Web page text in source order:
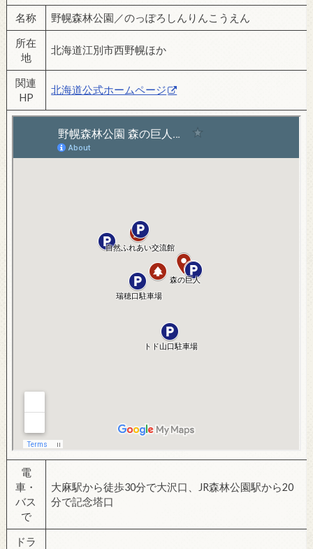
名称 野幌森林公園／のっぽろしんりんこうえん
所在
地
北海道江別市西野幌ほか
関連
HP
北海道公式ホームページ
電
車・
バス
で
大麻駅から徒歩30分で大沢口、JR森林公園駅から20
分で記念塔口
ドラ